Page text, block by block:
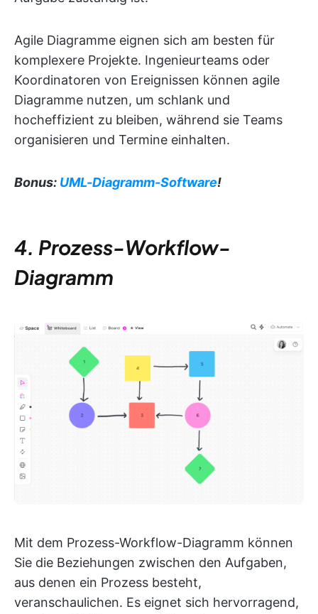
Agile Diagramme eignen sich am besten für
komplexere Projekte. Ingenieurteams oder
Koordinatoren von Ereignissen können agile
Diagramme nutzen, um schlank und
hocheffizient zu bleiben, während sie Teams
organisieren und Termine einhalten.
Bonus: UML-Diagramm-Software!
4. Prozess-Workflow-
Diagramm
Mit dem Prozess-Workflow-Diagramm können
Sie die Beziehungen zwischen den Aufgaben,
aus denen ein Prozess besteht,
veranschaulichen. Es eignet sich hervorragend,